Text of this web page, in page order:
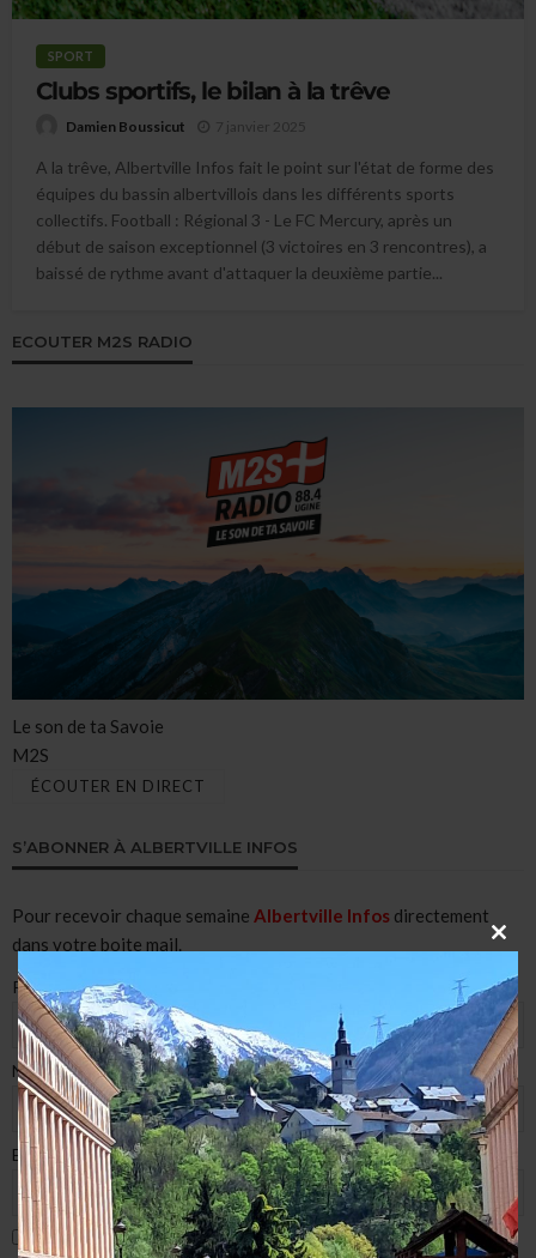
SPORT
Clubs sportifs, le bilan à la trêve
Damien Boussicut 7 janvier 2025
A la trêve, Albertville Infos fait le point sur l'état de forme des
équipes du bassin albertvillois dans les différents sports
collectifs. Football : Régional 3 - Le FC Mercury, après un
début de saison exceptionnel (3 victoires en 3 rencontres), a
baissé de rythme avant d'attaquer la deuxième partie...
ECOUTER M2S RADIO
Le son de ta Savoie
M2S
ÉCOUTER EN DIRECT
S’ABONNER À ALBERTVILLE INFOS
Pour recevoir chaque semaine Albertville Infos directement
dans votre boite mail.
Prénom
Nom de famille
E-mail (requis)
J'accepte la politique de confidentialité